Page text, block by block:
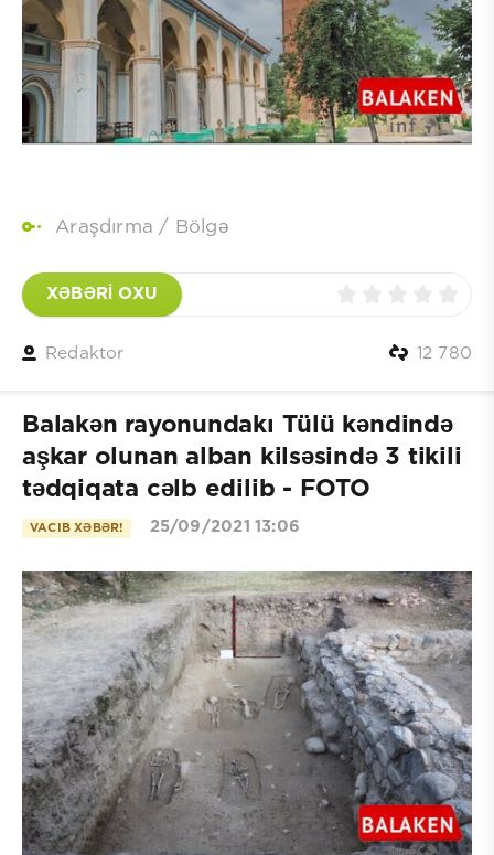
Araşdırma / Bölgə
XƏBƏRİ OXU
Redaktor 12 780
Balakən rayonundakı Tülü kəndində
aşkar olunan alban kilsəsində 3 tikili
tədqiqata cəlb edilib - FOTO
VACIB XƏBƏR! 25/09/2021 13:06